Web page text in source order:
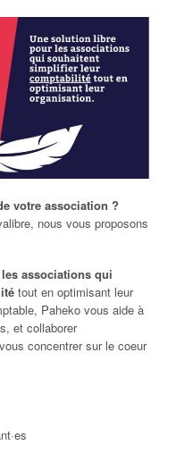
votre association ?
nous vous proposons
associations qui
tout en optimisant leur
Paheko vous aide à
et collaborer
concentrer sur le coeur